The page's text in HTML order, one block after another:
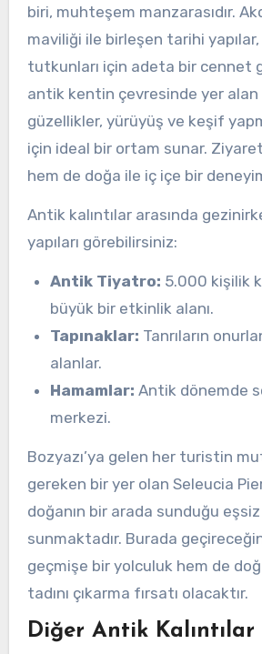
biri, muhteşem manzarasıdır.
maviliği ile birleşen tarihi
tutkunları için adeta bir cennet
antik kentin çevresinde yer alan
güzellikler, yürüyüş ve keşif
için ideal bir ortam sunar.
hem de doğa ile iç içe bir
Antik kalıntılar arasında
yapıları görebilirsiniz:
Antik Tiyatro: 5.000 kişilik
büyük bir etkinlik alanı.
Tapınaklar: Tanrıların
alanlar.
Hamamlar: Antik dönemde
merkezi.
Bozyazı’ya gelen her turistin
gereken bir yer olan Seleucia
doğanın bir arada sunduğu
sunmaktadır. Burada
geçmişe bir yolculuk hem de
tadını çıkarma fırsatı olacaktır.
Diğer Antik Kalıntılar